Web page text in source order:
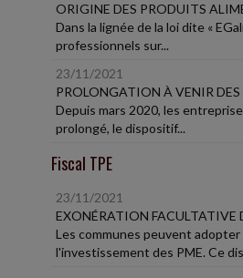
ORIGINE DES PRODUITS
Dans la lignée de la loi dite «
professionnels sur...
23/11/2021
PROLONGATION À VENIR
Depuis mars 2020, les
prolongé, le dispositif...
Fiscal TPE
23/11/2021
EXONÉRATION FACULTATIVE
Les communes peuvent
l'investissement des PME. Ce